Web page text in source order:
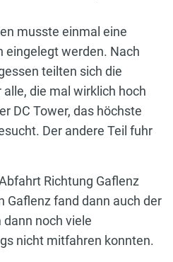
musste einmal eine
eingelegt werden. Nach
teilten sich die
die mal wirklich hoch
DC Tower, das höchste
Der andere Teil fuhr
Richtung Gaflenz
Gaflenz fand dann auch der
noch viele
nicht mitfahren konnten.